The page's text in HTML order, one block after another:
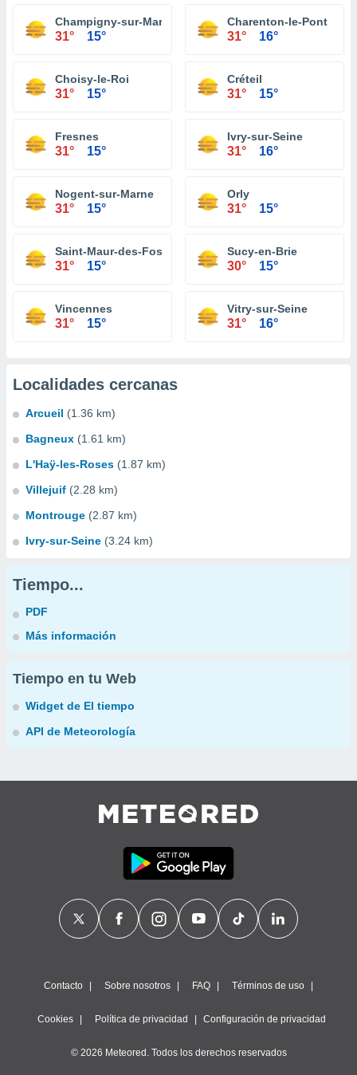
Champigny-sur-Marne
31° 15°
Charenton-le-Pont
31° 16°
Choisy-le-Roi
31° 15°
Créteil
31° 15°
Fresnes
31° 15°
Ivry-sur-Seine
31° 16°
Nogent-sur-Marne
31° 15°
Orly
31° 15°
Saint-Maur-des-Fossés
31° 15°
Sucy-en-Brie
30° 15°
Vincennes
31° 15°
Vitry-sur-Seine
31° 16°
Localidades cercanas
Arcueil (1.36 km)
Bagneux (1.61 km)
L'Haÿ-les-Roses (1.87 km)
Villejuif (2.28 km)
Montrouge (2.87 km)
Ivry-sur-Seine (3.24 km)
Tiempo...
PDF
Más información
Tiempo en tu Web
Widget de El tiempo
API de Meteorología
Contacto Sobre nosotros FAQ Términos de uso
Cookies Política de privacidad Configuración de privacidad
© 2026 Meteored. Todos los derechos reservados